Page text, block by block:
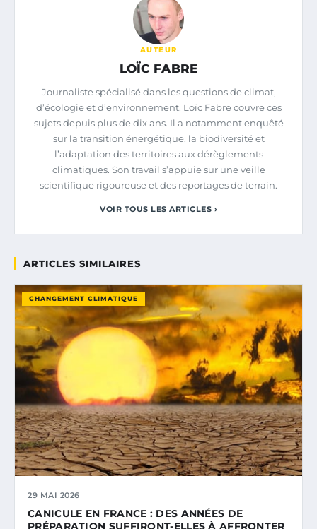
AUTEUR
LOÏC FABRE
Journaliste spécialisé dans les questions de climat,
d’écologie et d’environnement, Loïc Fabre couvre ces
sujets depuis plus de dix ans. Il a notamment enquêté
sur la transition énergétique, la biodiversité et
l’adaptation des territoires aux dérèglements
climatiques. Son travail s’appuie sur une veille
scientifique rigoureuse et des reportages de terrain.
VOIR TOUS LES ARTICLES ›
ARTICLES SIMILAIRES
CHANGEMENT CLIMATIQUE
29 MAI 2026
CANICULE EN FRANCE : DES ANNÉES DE
PRÉPARATION SUFFIRONT-ELLES À AFFRONTER